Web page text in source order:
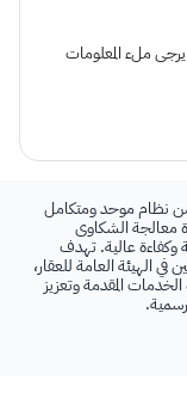
ملء المعلومات
من نظام موحد ومتكامل
معالجة الشكاوى
وكفاءة عالية. تهدف
في الهيئة العامة للعقار،
المقدمة وتعزيز